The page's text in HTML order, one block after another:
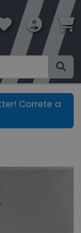
Correte a